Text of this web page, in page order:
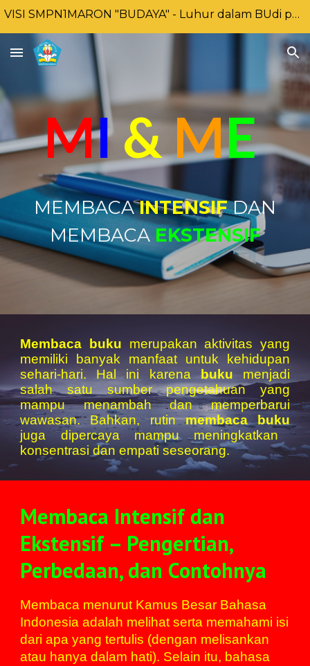
VISI SMPN1MARON "BUDAYA" - Luhur dalam BUdi pekerti, Unggul DAlam prestasi dan BerbudaYA lingkungan
MI&ME
MEMBACAINTENSIFDAN
MEMBACA EKSTENSIF
Membaca buku merupakan aktivitas yang
memiliki banyak manfaat untuk kehidupan
sehari-hari. Hal ini karenabuku menjadi
salah satu sumber pengetahuan yang
mampu menambah dan memperbarui
wawasan. Bahkan, rutinmembaca buku
juga dipercaya mampu meningkatkan
konsentrasi dan empati seseorang.
Membaca Intensif dan
Ekstensif – Pengertian,
Perbedaan, dan Contohnya
Membaca menurut Kamus Besar Bahasa
Indonesia adalah melihat serta memahami isi
dari apa yang tertulis (dengan melisankan
atau hanya dalam hati). Selain itu, bahasa